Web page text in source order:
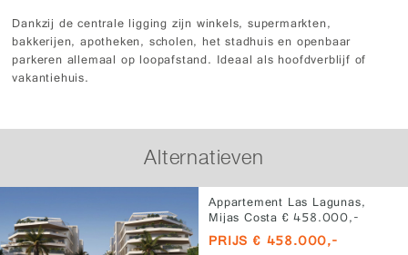
Dankzij de centrale ligging zijn winkels, supermarkten,
bakkerijen, apotheken, scholen, het stadhuis en openbaar
parkeren allemaal op loopafstand. Ideaal als hoofdverblijf of
vakantiehuis.
Alternatieven
Appartement Las Lagunas,
Mijas Costa € 458.000,-
PRIJS € 458.000,-